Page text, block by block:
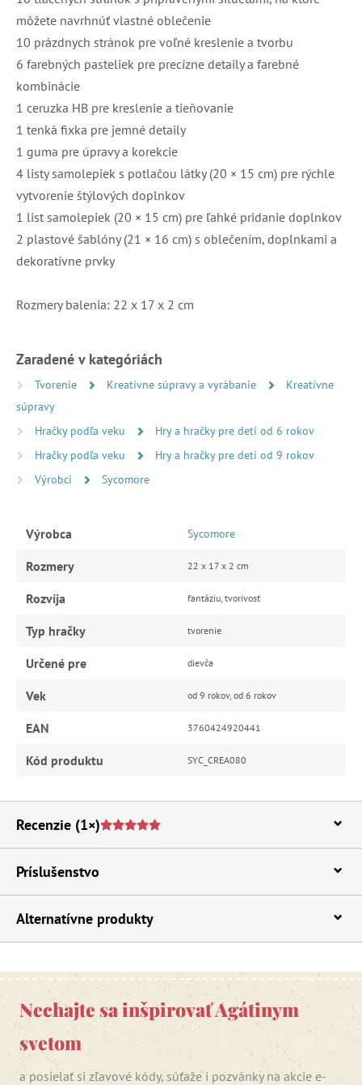
môžete navrhnúť vlastné oblečenie
10 prázdnych stránok pre voľné kreslenie a tvorbu
6 farebných pasteliek pre precízne detaily a farebné
kombinácie
1 ceruzka HB pre kreslenie a tieňovanie
1 tenká fixka pre jemné detaily
1 guma pre úpravy a korekcie
4 listy samolepiek s potlačou látky (20 × 15 cm) pre rýchle
vytvorenie štýlových doplnkov
1 list samolepiek (20 × 15 cm) pre ľahké pridanie doplnkov
2 plastové šablóny (21 × 16 cm) s oblečením, doplnkami a
dekoratívne prvky
Rozmery balenia: 22 x 17 x 2 cm
Zaradené v kategóriách
Tvorenie Kreatívne súpravy a vyrábanie
Kreatívne
súpravy
Hračky podľa veku
Hry a hračky pre deti od 6 rokov
Hračky podľa veku
Hry a hračky pre deti od 9 rokov
Výrobci
Sycomore
Výrobca Sycomore
Rozmery 22 x 17 x 2 cm
Rozvíja fantáziu, tvorivosť
Typ hračky tvorenie
Určené pre dievča
Vek od 9 rokov, od 6 rokov
EAN 3760424920441
Kód produktu SYC_CREA080
Recenzie (1×)
Príslušenstvo
Alternatívne produkty
Nechajte sa inšpirovať Agátinym
svetom
a posielať si zľavové kódy, súťaže i pozvánky na akcie e-